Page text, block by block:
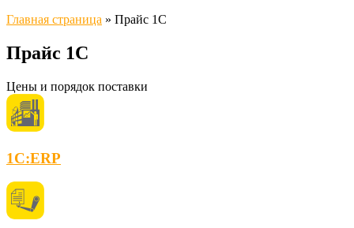
Главная страница » Прайс 1С
Прайс 1С
Цены и порядок поставки
1С:ERP